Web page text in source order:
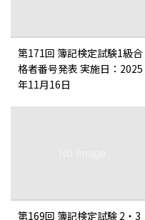
第171回 簿記検定試験1級合
格者番号発表 実施日：2025
年11月16日
第169回 簿記検定試験 2・3